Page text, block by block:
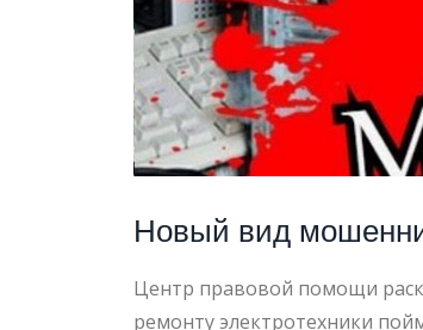
Новый вид
Центр правовой помощи
ремонту электротехники